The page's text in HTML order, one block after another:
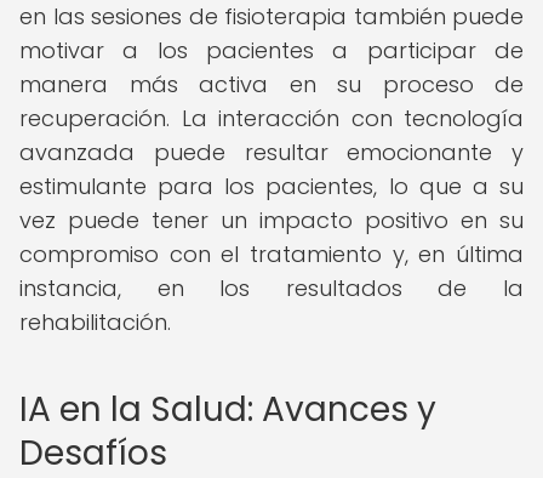
en las sesiones de fisioterapia también puede
motivar a los pacientes a participar de
manera más activa en su proceso de
recuperación. La interacción con tecnología
avanzada puede resultar emocionante y
estimulante para los pacientes, lo que a su
vez puede tener un impacto positivo en su
compromiso con el tratamiento y, en última
instancia, en los resultados de la
rehabilitación.
IA en la Salud: Avances y
Desafíos